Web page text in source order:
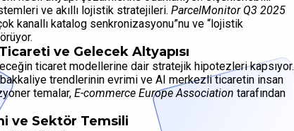
ve akıllı lojistik stratejileri. ParcelMonitor Q3 2025
kanallı katalog senkronizasyonu”nu ve “lojistik
ve Gelecek Altyapısı
ticaret modellerine dair stratejik hipotezleri kapsıyor.
bakkaliye trendlerinin evrimi ve AI merkezli ticaretin insan
temalar, E-commerce Europe Association tarafından
ve Sektör Temsili